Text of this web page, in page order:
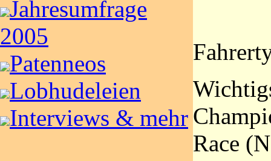
Jahresumfrage
2005
Patenneos
Lobhudeleien
Interviews & mehr
Race